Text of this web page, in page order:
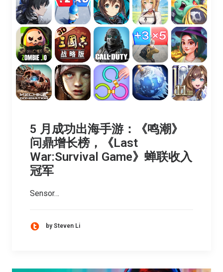
5 月成功出海手游：《鸣潮》
问鼎增长榜，《Last
War:Survival Game》蝉联收入
冠军
Sensor…
by Steven Li